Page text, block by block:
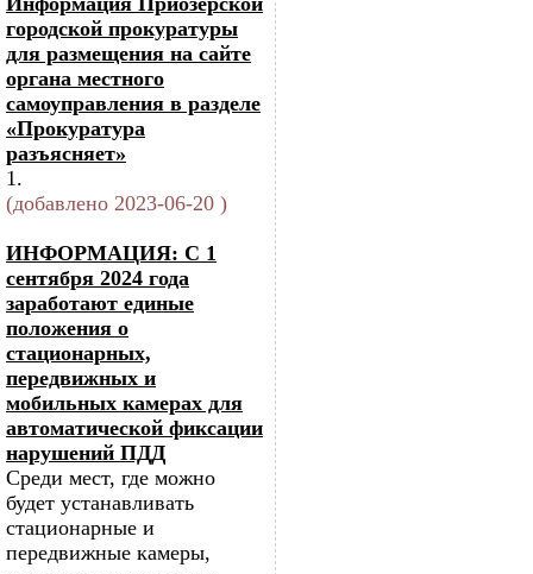
городской прокуратуры
для размещения на сайте
органа местного
самоуправления в разделе
«Прокуратура
разъясняет»
1.
(добавлено 2023-06-20 )
ИНФОРМАЦИЯ: С 1
сентября 2024 года
заработают единые
положения о
стационарных,
передвижных и
мобильных камерах для
автоматической фиксации
нарушений ПДД
Среди мест, где можно
будет устанавливать
стационарные и
передвижные камеры,